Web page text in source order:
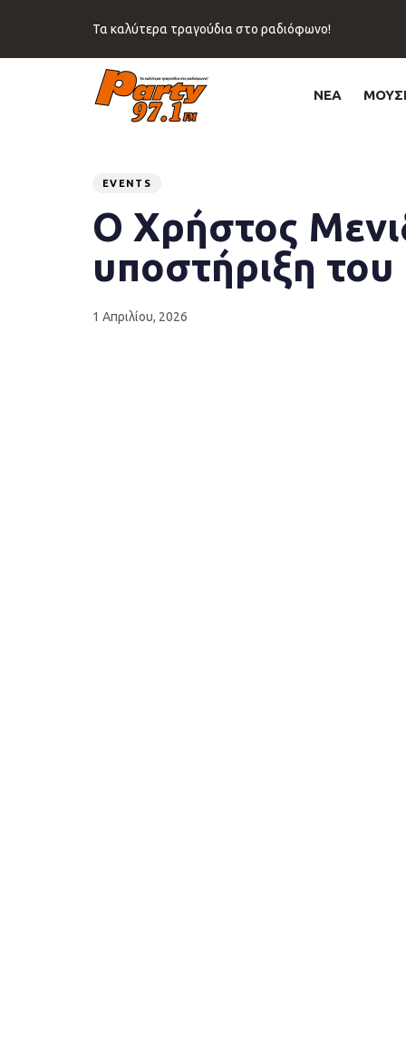
navigation
Τα καλύτερα τραγούδια στο ραδιόφωνο!
ΝΕΑ
EVENTS
Ο Χρήστος
υποστήριξη
1 Απριλίου, 2026